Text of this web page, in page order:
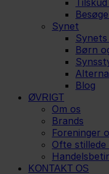
Synet
Børn
Blog
ØVRIGT
Om os
Brands
Foreninger
Ofte stillede
KONTAKT OS